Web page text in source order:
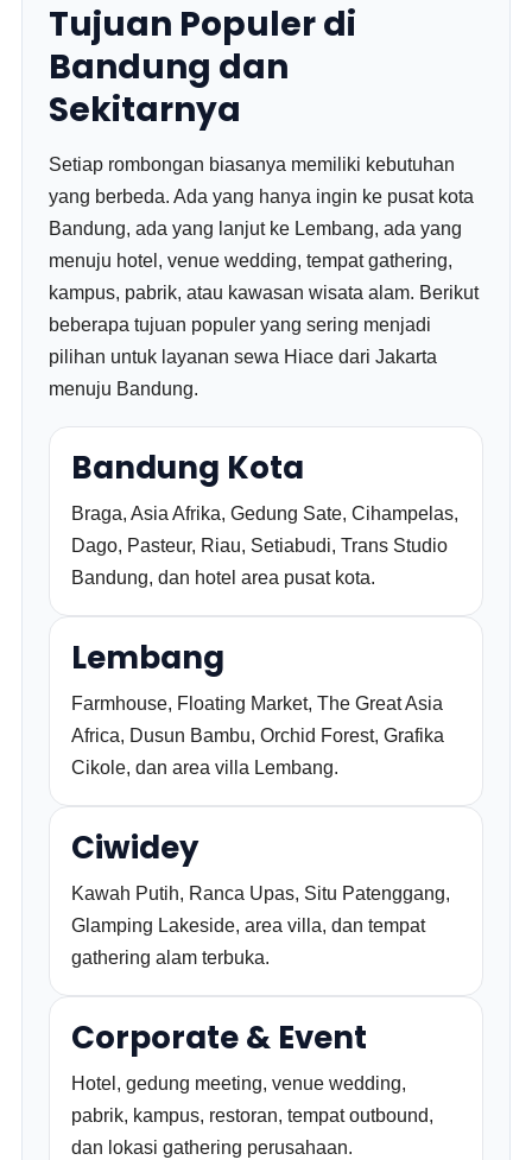
Tujuan Populer di
Bandung dan
Sekitarnya
Setiap rombongan biasanya memiliki kebutuhan
yang berbeda. Ada yang hanya ingin ke pusat kota
Bandung, ada yang lanjut ke Lembang, ada yang
menuju hotel, venue wedding, tempat gathering,
kampus, pabrik, atau kawasan wisata alam. Berikut
beberapa tujuan populer yang sering menjadi
pilihan untuk layanan sewa Hiace dari Jakarta
menuju Bandung.
Bandung Kota
Braga, Asia Afrika, Gedung Sate, Cihampelas,
Dago, Pasteur, Riau, Setiabudi, Trans Studio
Bandung, dan hotel area pusat kota.
Lembang
Farmhouse, Floating Market, The Great Asia
Africa, Dusun Bambu, Orchid Forest, Grafika
Cikole, dan area villa Lembang.
Ciwidey
Kawah Putih, Ranca Upas, Situ Patenggang,
Glamping Lakeside, area villa, dan tempat
gathering alam terbuka.
Corporate & Event
Hotel, gedung meeting, venue wedding,
pabrik, kampus, restoran, tempat outbound,
dan lokasi gathering perusahaan.